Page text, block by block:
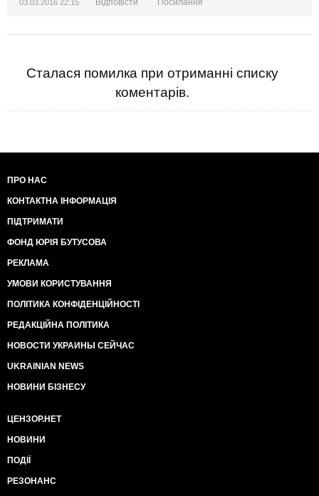
03.03.2016 22:15 Відповісти Посилання
Сталася помилка при отриманні списку
коментарів.
ПРО НАС
КОНТАКТНА ІНФОРМАЦІЯ
ПІДТРИМАТИ
ФОНД ЮРІЯ БУТУСОВА
РЕКЛАМА
УМОВИ КОРИСТУВАННЯ
ПОЛІТИКА КОНФІДЕНЦІЙНОСТІ
РЕДАКЦІЙНА ПОЛІТИКА
НОВОСТИ УКРАИНЫ СЕЙЧАС
UKRAINIAN NEWS
НОВИНИ БІЗНЕСУ
ЦЕНЗОР.НЕТ
НОВИНИ
ПОДІЇ
РЕЗОНАНС